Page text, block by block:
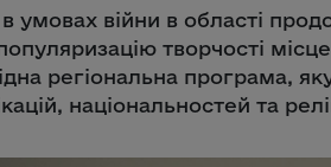
в умовах війни в області
творчості
регіональна програма,
національностей та